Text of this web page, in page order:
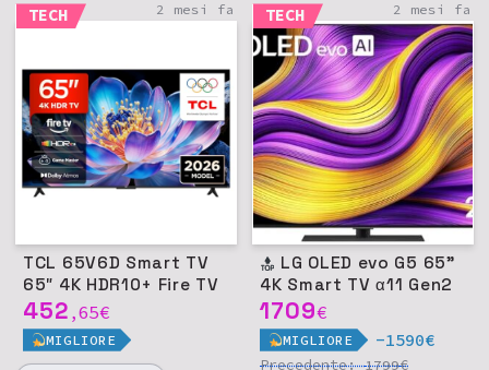
TECH 2 mesi fa
TCL 65V6D Smart TV
65″ 4K HDR10+ Fire TV
452 ,65€
MIGLIORE
TECH 2 mesi fa
4K Smart TV α11 Gen2
1709€
MIGLIORE -1590€
Precedente:1799€